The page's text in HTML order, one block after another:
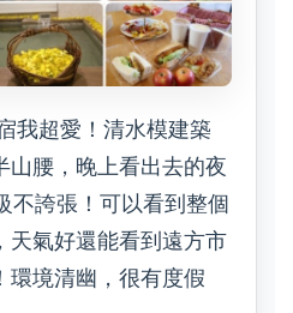
我超愛！清水模建築
山腰，晚上看出去的夜
不誇張！可以看到整個
天氣好還能看到遠方市
環境清幽，很有度假